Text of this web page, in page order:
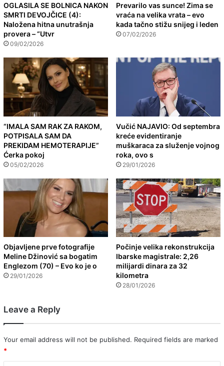
OGLASILA SE BOLNICA NAKON
SMRTI DEVOJČICE (4):
Naložena hitna unutrašnja
provera – “Utvr
09/02/2026
Prevarilo vas sunce! Zima se
vraća na velika vrata – evo
kada tačno stižu snijeg i leden
07/02/2026
“IMALA SAM RAK ZA RAKOM,
POTPISALA SAM DA
PREKIDAM HEMOTERAPIJE”
Ćerka pokoj
05/02/2026
Vučić NAJAVIO: Od septembra
kreće evidentiranje
muškaraca za služenje vojnog
roka, ovo s
29/01/2026
Objavljene prve fotografije
Meline Džinović sa bogatim
Englezom (70) – Evo ko je o
29/01/2026
Počinje velika rekonstrukcija
Ibarske magistrale: 2,26
milijardi dinara za 32
kilometra
28/01/2026
Leave a Reply
Your email address will not be published. Required fields are marked
*